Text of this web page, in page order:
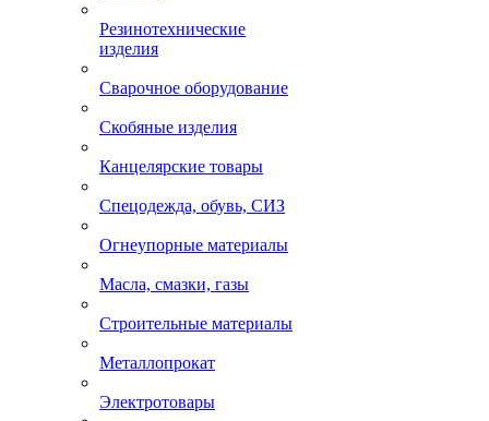
Резинотехнические
изделия
Сварочное оборудование
Скобяные изделия
Канцелярские товары
Спецодежда, обувь, СИЗ
Огнеупорные материалы
Масла, смазки, газы
Строительные материалы
Металлопрокат
Электротовары